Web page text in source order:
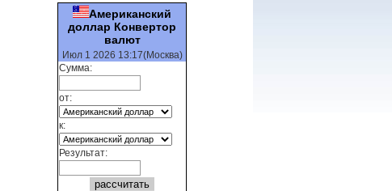
Американский
доллар Конвертор
валют
Июл 1 2026 13:17(Москва)
Сумма:
от:
к:
Результат: